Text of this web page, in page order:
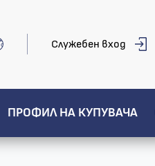
Служебен вход
ПРОФИЛ НА КУПУВАЧА